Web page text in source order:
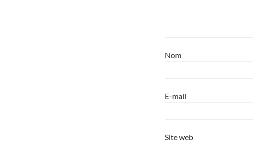
Nom
E-mail
Site web